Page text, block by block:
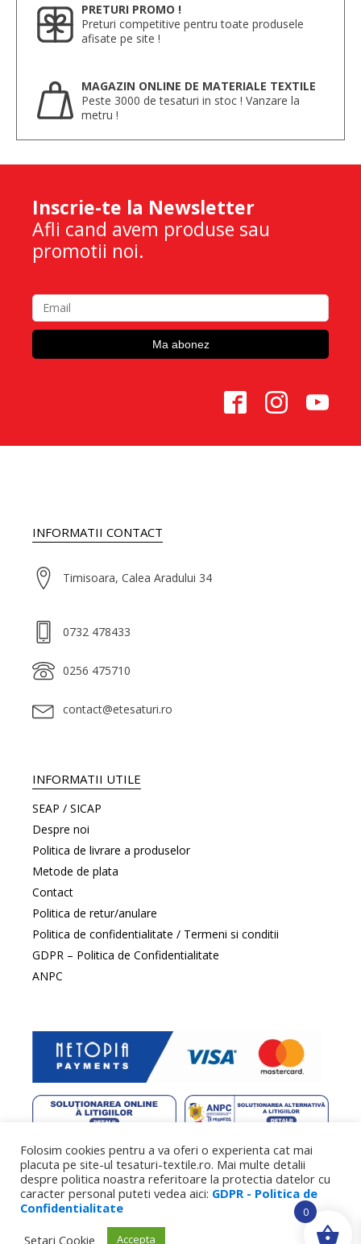
PRETURI PROMO !
Preturi competitive pentru toate produsele
afisate pe site !
MAGAZIN ONLINE DE MATERIALE TEXTILE
Peste 3000 de tesaturi in stoc ! Vanzare la
metru !
Inscrie-te la Newsletter
Afli cand avem produse sau
promotii noi.
INFORMATII CONTACT
Timisoara, Calea Aradului 34
0732 478433
0256 475710
contact@etesaturi.ro
INFORMATII UTILE
SEAP / SICAP
Despre noi
Politica de livrare a produselor
Metode de plata
Contact
Politica de retur/anulare
Politica de confidentialitate / Termeni si conditii
GDPR – Politica de Confidentialitate
ANPC
web design by DowMedia |gazduire webby SpeedHost
Folosim cookies pentru a va oferi o experienta cat mai
placuta pe site-ul tesaturi-textile.ro. Mai multe detalii
despre politica noastra referitoare la protectia datelor cu
caracter personal puteti vedea aici: GDPR - Politica de
Confidentialitate
Setari Cookie
Accepta
0